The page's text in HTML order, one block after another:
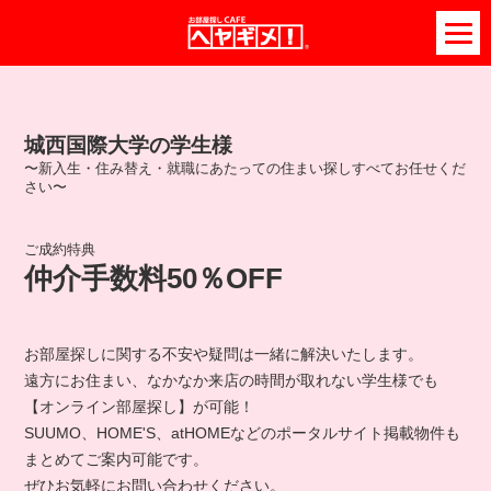
城西国際大学の学生様
〜新⼊生・住み替え・就職にあたっての住まい探しすべてお任せくだ
さい〜
ご成約特典
仲介手数料50％OFF
お部屋探しに関する不安や疑問は一緒に解決いたします。
遠方にお住まい、なかなか来店の時間が取れない学生様でも
【オンライン部屋探し】が可能！
SUUMO、HOME'S、atHOMEなどのポータルサイト掲載物件も
まとめてご案内可能です。
ぜひお気軽にお問い合わせください。